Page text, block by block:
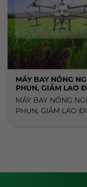
MÁY BAY NÔNG
PHUN, GIẢM LAO
MÁY BAY NÔNG
PHUN, GIẢM LAO